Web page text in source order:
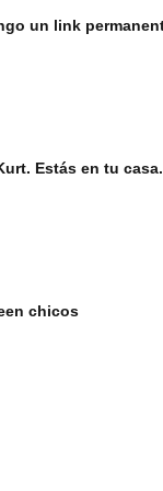
un link
Estás en tu
chicos